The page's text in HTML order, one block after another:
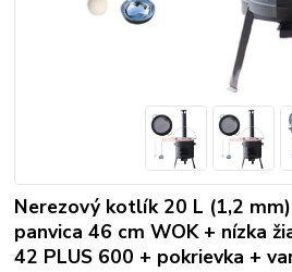
Nerezový kotlík 20 L (1,2
panvica 46 cm WOK + nízka
42 PLUS 600 + pokrievka +